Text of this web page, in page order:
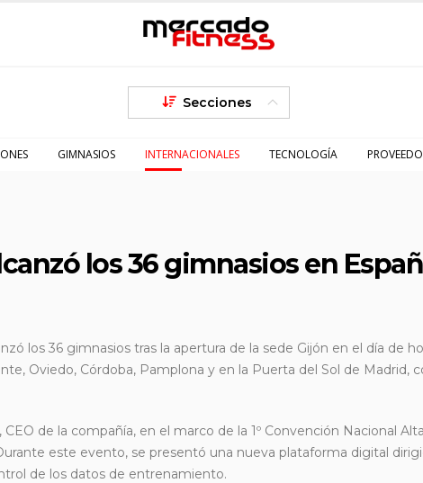
Secciones
GIMNASIOS INTERNACIONALES TECNOLOGÍA
los 36 gimnasios en
los 36 gimnasios tras la apertura de la sede Gijón en el día de
Oviedo, Córdoba, Pamplona y en la Puerta del Sol de Madrid,
, CEO de la compañía, en el marco de la 1º Convención Nacional
este evento, se presentó una nueva plataforma digital
de los datos de entrenamiento.